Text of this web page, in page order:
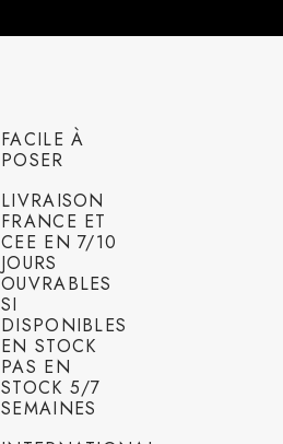
FACILE À
POSER
LIVRAISON
FRANCE ET
CEE EN 7/10
JOURS
OUVRABLES
SI
DISPONIBLES
EN STOCK
PAS EN
STOCK 5/7
SEMAINES